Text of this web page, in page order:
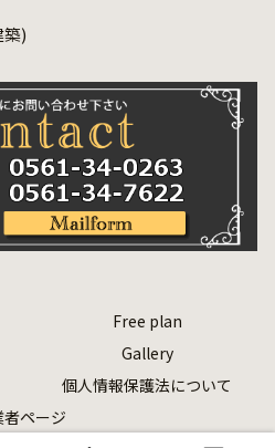
)
Free plan
Gallery
個人情報保護法について
者ページ